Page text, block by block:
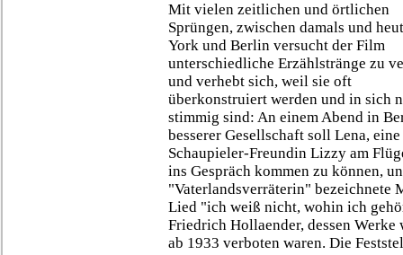
Mit vielen zeitlichen und örtlichen
Sprüngen, zwischen damals und
York und Berlin versucht der Film
unterschiedliche Erzählstränge zu
und verhebt sich, weil sie oft
überkonstruiert werden und in sich
stimmig sind: An einem Abend in
besserer Gesellschaft soll Lena,
Schaupieler-Freundin Lizzy am
ins Gespräch kommen zu können,
"Vaterlandsverräterin" bezeichnete
Lied "ich weiß nicht, wohin ich
Friedrich Hollaender, dessen
ab 1933 verboten waren. Die